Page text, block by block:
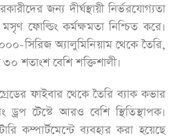
জন্য দীর্ঘস্থায়ী নির্ভরযোগ্যতা
ফোল্ডিং কর্মক্ষমতা নিশ্চিত করে।
সিরিজ অ্যালুমিনিয়াম থেকে তৈরি,
শতাংশ বেশি শক্তিশালী।
ফাইবার থেকে তৈরি ব্যাক কভার
টেস্টে আরও বেশি স্থিতিস্থাপক।
কম্পার্টমেন্টে ব্যবহার করা হয়েছে